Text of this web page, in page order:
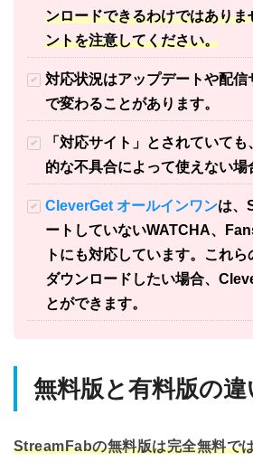
ンロードできるわけではありま
ントを注意してください。
対応状況はアップデートや配信
で変わることがあります。
「対応サイト」とされていて
的な不具合によって使えない場
CleverGet オールインワンは、
ートしていないWATCHA、
トにも対応しています。これ
ダウンロードしたい場合、
とができます。
無料版と有料版の違
StreamFabの無料版は完全無料で